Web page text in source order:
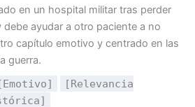
en un hospital militar tras perder
debe ayudar a otro paciente a no
capítulo emotivo y centrado en las
guerra.
[Relevancia